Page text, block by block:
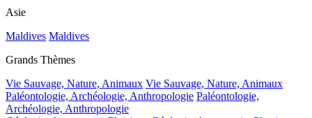
Asie
Maldives Maldives
Grands Thèmes
Vie Sauvage, Nature, Animaux Vie Sauvage, Nature, Animaux
Paléontologie, Archéologie, Anthropologie Paléontologie,
Archéologie, Anthropologie